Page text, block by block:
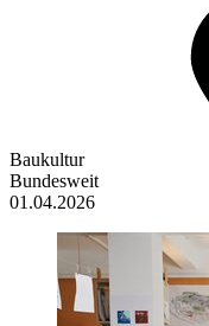
Baukultur
Bundesweit
01.04.2026